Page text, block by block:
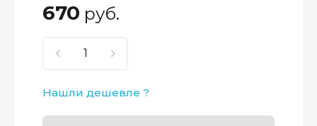
670 руб.
Нашли дешевле ?